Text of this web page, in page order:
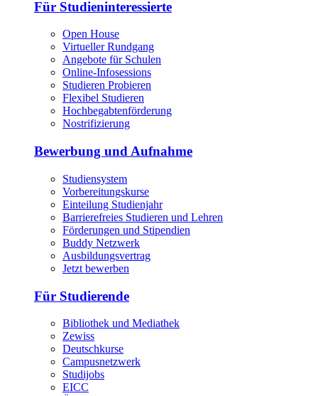
Für Studieninteressierte
Open House
Virtueller Rundgang
Angebote für Schulen
Online-Infosessions
Studieren Probieren
Flexibel Studieren
Hochbegabtenförderung
Nostrifizierung
Bewerbung und Aufnahme
Studiensystem
Vorbereitungskurse
Einteilung Studienjahr
Barrierefreies Studieren und Lehren
Förderungen und Stipendien
Buddy Netzwerk
Ausbildungsvertrag
Jetzt bewerben
Für Studierende
Bibliothek und Mediathek
Zewiss
Deutschkurse
Campusnetzwerk
Studijobs
EICC